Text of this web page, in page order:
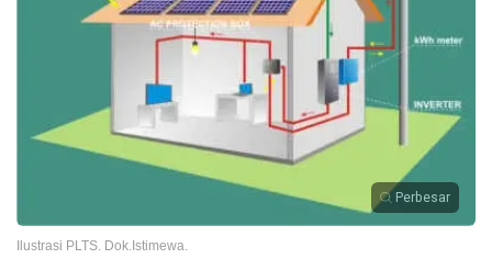
Perbesar
Ilustrasi PLTS. Dok.Istimewa.